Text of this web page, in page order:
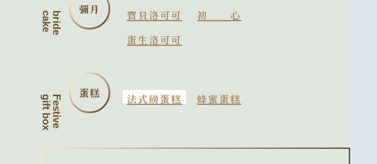
bride
cake
彌月 寶貝洛可可
初心
蛋生洛可可
Festive
gift box
蛋糕 法式磅蛋糕 蜂蜜蛋糕